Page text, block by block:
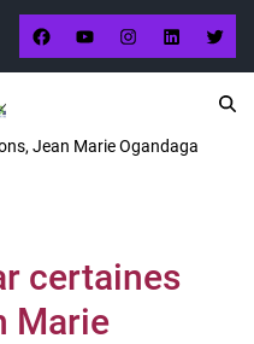
Jean Marie Ogandaga
certaines
Marie